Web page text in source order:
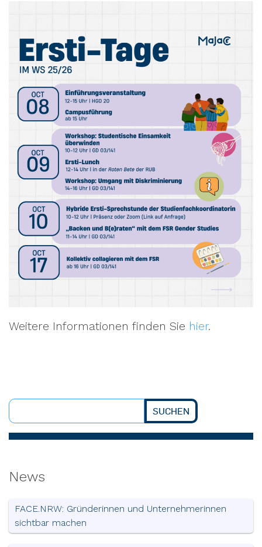
Weitere Informationen finden Sie hier.
Suchen
SUCHEN
News
FACE.NRW: Gründerinnen und Unternehmerinnen
sichtbar machen